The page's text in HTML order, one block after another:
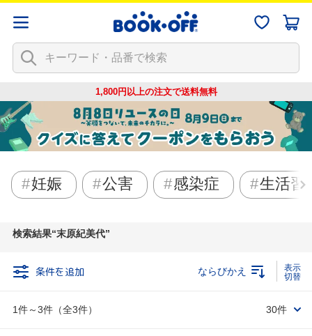
1,800円以上の注文で送料無料
妊娠 公害 感染症 生活習
検索結果 末原紀美代
条件を追加
1件～3件（全3件）
ならびかえ
30件